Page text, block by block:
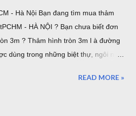
- Hà Nội Bạn đang tìm mua thảm
- HÀ NỘI ? Bạn chưa biết đơn
3m ? Thảm hình tròn 3m l à đường
dùng trong những biệt thự, ngôi nhà
kính lớn nhất của thảm tròn bán tại
READ MORE »